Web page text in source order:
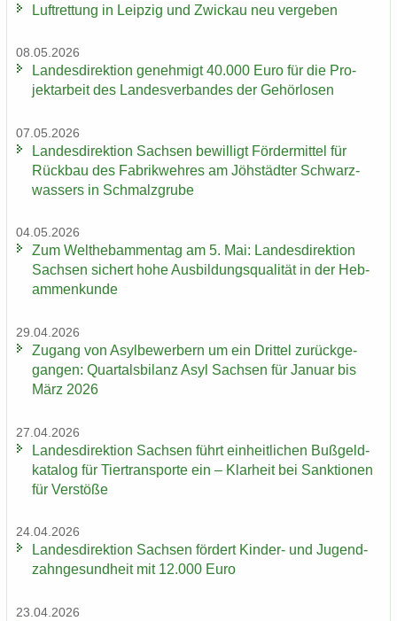
Luft­ret­tung in Leip­zig und Zwi­ckau neu ver­ge­ben
08.05.2026
Lan­des­di­rek­ti­on ge­neh­migt 40.000 Euro für die Pro­
jekt­ar­beit des Lan­des­ver­ban­des der Ge­hör­lo­sen
07.05.2026
Lan­des­di­rek­ti­on Sach­sen be­wil­ligt För­der­mit­tel für
Rück­bau des Fa­brik­weh­res am Jöh­städ­ter Schwarz­
was­sers in Schmalz­gru­be
04.05.2026
Zum Welt­heb­am­men­tag am 5. Mai: Lan­des­di­rek­ti­on
Sach­sen si­chert hohe Aus­bil­dungs­qua­li­tät in der Heb­
am­men­kun­de
29.04.2026
Zu­gang von Asyl­be­wer­bern um ein Drit­tel zu­rück­ge­
gan­gen: Quar­tals­bi­lanz Asyl Sach­sen für Ja­nu­ar bis
März 2026
27.04.2026
Lan­des­di­rek­ti­on Sach­sen führt ein­heit­li­chen Buß­geld­
ka­ta­log für Tier­trans­por­te ein – Klar­heit bei Sank­tio­nen
für Ver­stö­ße
24.04.2026
Lan­des­di­rek­ti­on Sach­sen för­dert Kinder-​ und Ju­gend­
zahn­ge­sund­heit mit 12.000 Euro
23.04.2026